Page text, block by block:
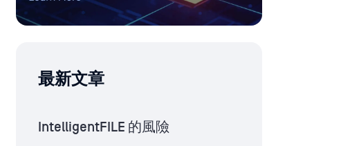
最新文章
IntelligentFILE 的風險